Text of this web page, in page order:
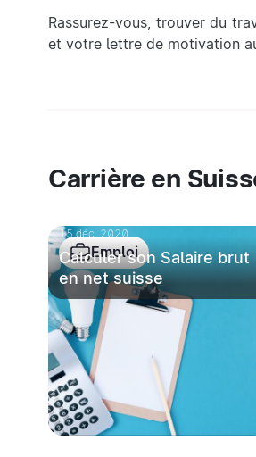
Rassurez-vous, trouver du
et votre lettre de motivation
Carrière en
Emploi
15 déc. 2020
Calculer son Salaire brut
en net suisse